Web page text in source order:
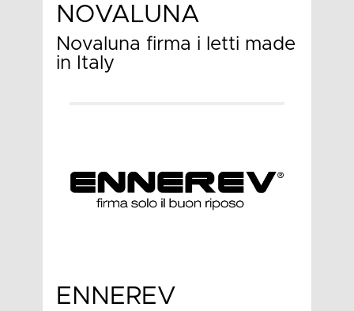
NOVALUNA
Novaluna firma i letti made
in Italy
ENNEREV